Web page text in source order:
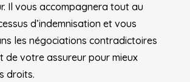
Il vous accompagnera tout au
d’indemnisation et vous
les négociations contradictoires
de votre assureur pour mieux
droits.